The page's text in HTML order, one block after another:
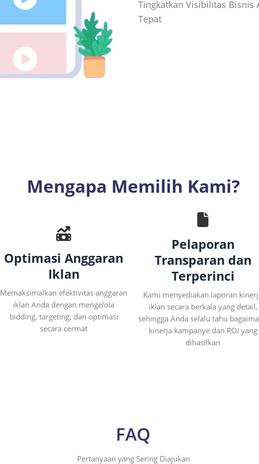
Tingkatkan Visibilitas Bisnis
Tepat
Mengapa Memilih Kami?
Optimasi Anggaran
Iklan
Memaksimalkan efektivitas anggaran
iklan Anda dengan mengelola
bidding, targeting, dan optimasi
secara cermat
Pelaporan
Transparan dan
Terperinci
Kami menyediakan laporan
iklan secara berkala yang detail,
sehingga Anda selalu tahu
kinerja kampanye dan ROI yang
dihasilkan
FAQ
Pertanyaan yang Sering Diajukan